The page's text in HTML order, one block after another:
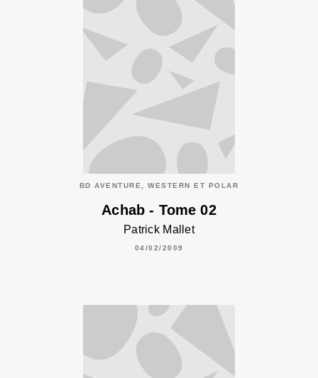
BD AVENTURE, WESTERN ET POLAR
Achab - Tome 02
Patrick Mallet
04/02/2009